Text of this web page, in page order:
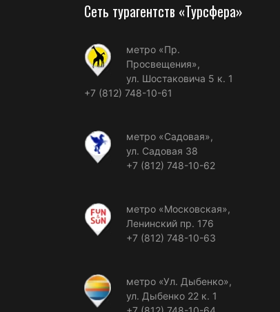
Сеть турагентств «Турсфера»
метро «Пр.
Просвещения»,
ул. Шостаковича 5 к. 1
+7 (812) 748-10-61
метро «Садовая»,
ул. Садовая 38
+7 (812) 748-10-62
метро «Московская»,
Ленинский пр. 176
+7 (812) 748-10-63
метро «Ул. Дыбенко»,
ул. Дыбенко 22 к. 1